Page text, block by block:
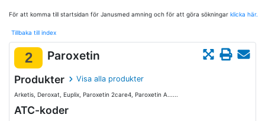
För att komma till startsidan för Janusmed amning och för att göra sökningar klicka här.
Tillbaka till index
2 Paroxetin
Produkter Visa alla produkter
Arketis, Deroxat, Euplix, Paroxetin 2care4, Paroxetin A......
ATC-koder